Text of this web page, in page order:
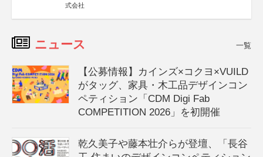
式会社
ニュース 一覧
【公募情報】カインズ×コクヨ×VUILD
がタッグ、家具・木工品デザインコン
ペティション「CDM Digi Fab
COMPETITION 2026」を初開催
乾久美子や藤本壮介らが登壇、「長谷